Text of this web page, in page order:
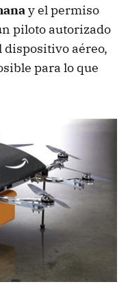
y el permiso
piloto autorizado
aéreo,
para lo que